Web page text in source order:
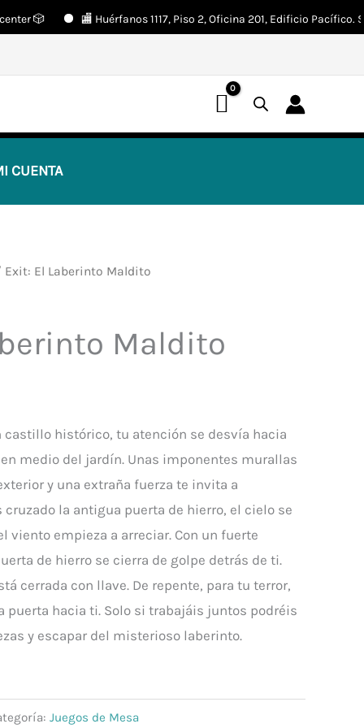
🎲 🏬 Huérfanos 1117, Piso 2, Oficina 201, Edificio Pacífico.
CUENTA
El Laberinto Maldito
Maldito
castillo histórico, tu atención se desvía hacia
medio del jardín. Unas imponentes murallas
y una extraña fuerza te invita a
cruzado la antigua puerta de hierro, el cielo se
viento empieza a arreciar. Con un fuerte
de hierro se cierra de golpe detrás de ti.
cerrada con llave. De repente, para tu terror,
puerta hacia ti. Solo si trabajáis juntos podréis
y escapar del misterioso laberinto.
Juegos de Mesa
📢 ¡OFERTAS! 🔥